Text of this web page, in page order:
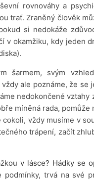
rovnováhy a
trať. Zraněný člověk
si nedokáže
v okamžiku, kdy jeden
šarmem, svým
ale poznáme, že
nedokončené
míněná rada,
vždy musíme v
trápení, začít
v lásce? Hádky se
trvá na své